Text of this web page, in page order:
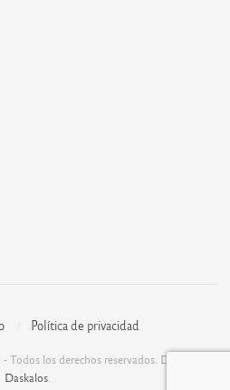
Política de privacidad
los derechos reservados. Desarrolla:
Daskalos.